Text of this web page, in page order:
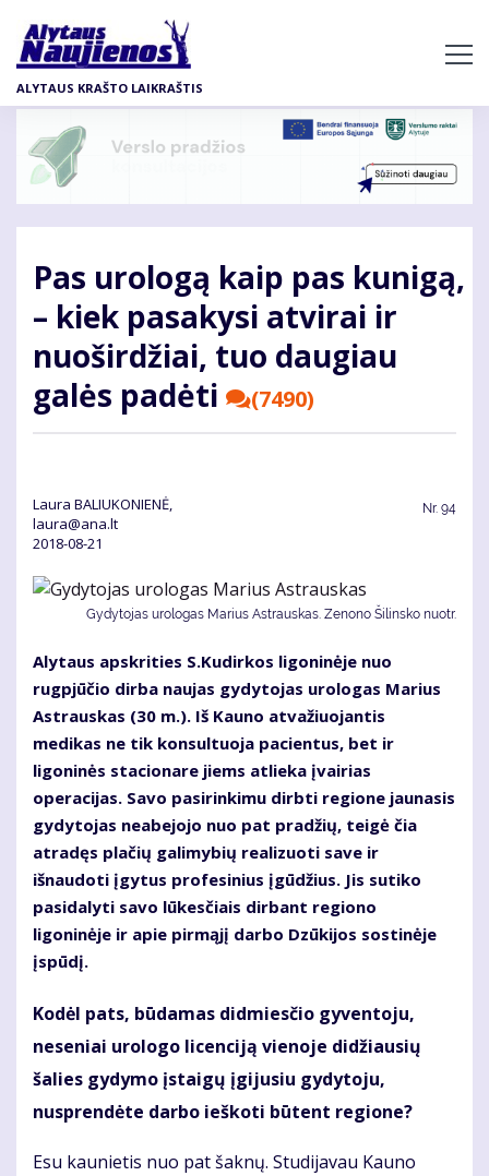
pagrindinį
turinį
ALYTAUS KRAŠTO LAIKRAŠTIS
Pas urologą kaip pas kunigą,
– kiek pasakysi atvirai ir
nuoširdžiai, tuo daugiau
galės padėti
(7490)
Laura BALIUKONIENĖ,
laura@ana.lt
2018-08-21
Nr. 94
Gydytojas urologas Marius Astrauskas. Zenono Šilinsko nuotr.
Alytaus apskrities S.Kudirkos ligoninėje nuo
rugpjūčio dirba naujas gydytojas urologas Marius
Astrauskas (30 m.). Iš Kauno atvažiuojantis
medikas ne tik konsultuoja pacientus, bet ir
ligoninės stacionare jiems atlieka įvairias
operacijas. Savo pasirinkimu dirbti regione jaunasis
gydytojas neabejojo nuo pat pradžių, teigė čia
atradęs plačių galimybių realizuoti save ir
išnaudoti įgytus profesinius įgūdžius. Jis sutiko
pasidalyti savo lūkesčiais dirbant regiono
ligoninėje ir apie pirmąjį darbo Dzūkijos sostinėje
įspūdį.
Kodėl pats, būdamas didmiesčio gyventoju,
neseniai urologo licenciją vienoje didžiausių
šalies gydymo įstaigų įgijusiu gydytoju,
nusprendėte darbo ieškoti būtent regione?
Esu kaunietis nuo pat šaknų. Studijavau Kauno